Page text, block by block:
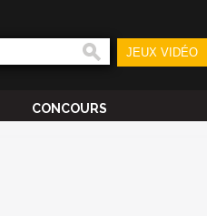
JEUX VIDÉO
CONCOURS